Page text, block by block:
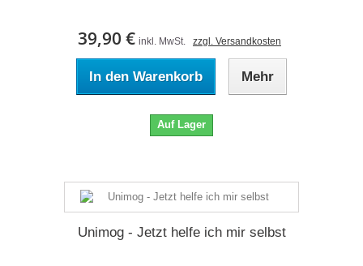
39,90 € inkl. MwSt. zzgl. Versandkosten
In den Warenkorb Mehr
Auf Lager
Unimog - Jetzt helfe ich mir selbst